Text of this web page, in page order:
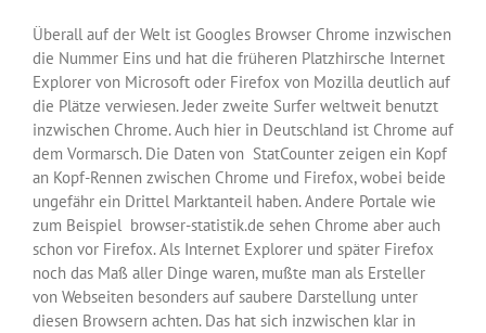
Überall auf der Welt ist Googles Browser Chrome inzwischen
die Nummer Eins und hat die früheren Platzhirsche Internet
Explorer von Microsoft oder Firefox von Mozilla deutlich auf
die Plätze verwiesen. Jeder zweite Surfer weltweit benutzt
inzwischen Chrome. Auch hier in Deutschland ist Chrome auf
dem Vormarsch. Die Daten von StatCounter zeigen ein Kopf
an Kopf-Rennen zwischen Chrome und Firefox, wobei beide
ungefähr ein Drittel Marktanteil haben. Andere Portale wie
zum Beispiel browser-statistik.de sehen Chrome aber auch
schon vor Firefox. Als Internet Explorer und später Firefox
noch das Maß aller Dinge waren, mußte man als Ersteller
von Webseiten besonders auf saubere Darstellung unter
diesen Browsern achten. Das hat sich inzwischen klar in